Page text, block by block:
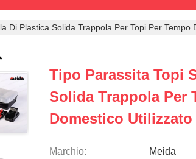
Di Plastica Solida Trappola Per Topi Per
Tipo Parassita Topi
Solida Trappola Per
Domestico Utilizzato
Marchio: Meida